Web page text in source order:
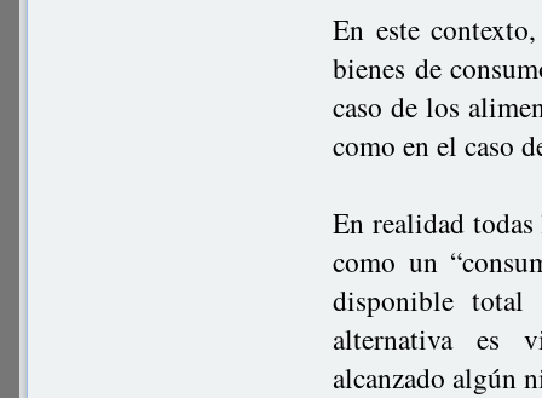
En este
bienes de
caso de los
como en el caso
En realidad
como un
disponible total
alternativa es
alcanzado algún